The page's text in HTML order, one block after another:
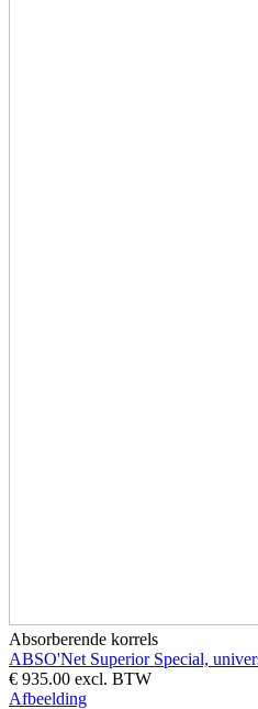
Absorberende korrels
ABSO'Net Superior Special,
€ 935.00 excl. BTW
Afbeelding